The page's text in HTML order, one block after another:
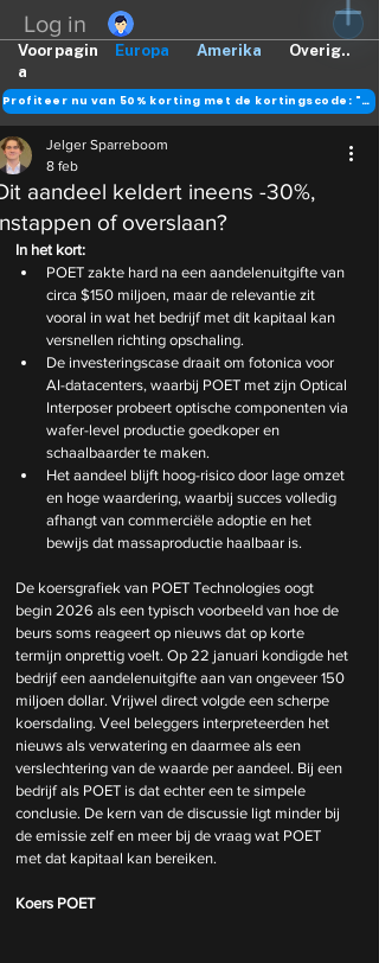
Log in
Europa Amerika Overig..
Voorpagin
a
Profiteer nu van 50% korting met de kortingscode: "DANK"
aandeel keldert ineens -30%,
of overslaan?
Jelger Sparreboom
8 feb
In het kort:
POET zakte hard na een aandelenuitgifte van
circa $150 miljoen, maar de relevantie zit
vooral in wat het bedrijf met dit kapitaal kan
versnellen richting opschaling.
De investeringscase draait om fotonica voor
AI-datacenters, waarbij POET met zijn Optical
Interposer probeert optische componenten via
wafer-level productie goedkoper en
schaalbaarder te maken.
Het aandeel blijft hoog-risico door lage omzet
en hoge waardering, waarbij succes volledig
afhangt van commerciële adoptie en het
bewijs dat massaproductie haalbaar is.
De koersgrafiek van POET Technologies oogt
begin 2026 als een typisch voorbeeld van hoe de
beurs soms reageert op nieuws dat op korte
termijn onprettig voelt. Op 22 januari kondigde het
bedrijf een aandelenuitgifte aan van ongeveer 150
miljoen dollar. Vrijwel direct volgde een scherpe
koersdaling. Veel beleggers interpreteerden het
nieuws als verwatering en daarmee als een
verslechtering van de waarde per aandeel. Bij een
bedrijf als POET is dat echter een te simpele
conclusie. De kern van de discussie ligt minder bij
de emissie zelf en meer bij de vraag wat POET
met dat kapitaal kan bereiken.
Koers POET